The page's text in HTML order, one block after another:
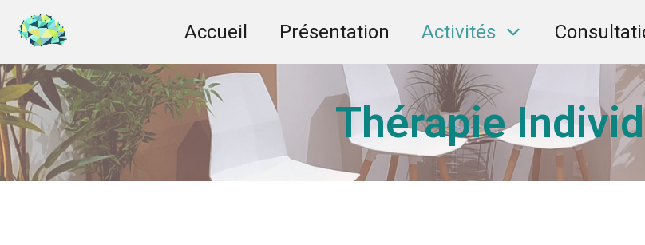
contenu
Mélissa Dardé
Accueil Présentation Activités
Thérapie